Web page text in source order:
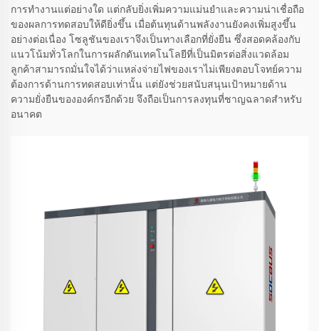
การทำงานแต่อย่างใด แต่กลับยิ่งเพิ่มความแม่นยำและความน่าเชื่อถือ
ของผลการทดสอบให้ดียิ่งขึ้น เมื่อต้นทุนด้านพลังงานยังคงเพิ่มสูงขึ้น
อย่างต่อเนื่อง โซลูชันของเราจึงเป็นทางเลือกที่ยั่งยืน ซึ่งสอดคล้องกับ
แนวโน้มทั่วโลกในการผลักดันเทคโนโลยีที่เป็นมิตรต่อสิ่งแวดล้อม
ลูกค้าสามารถมั่นใจได้ว่าแหล่งจ่ายไฟของเราไม่เพียงตอบโจทย์ความ
ต้องการด้านการทดสอบเท่านั้น แต่ยังช่วยสนับสนุนเป้าหมายด้าน
ความยั่งยืนขององค์กรอีกด้วย จึงถือเป็นการลงทุนที่ชาญฉลาดสำหรับ
อนาคต